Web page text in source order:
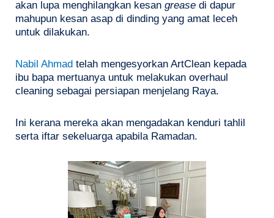
akan lupa menghilangkan kesan grease di dapur
mahupun kesan asap di dinding yang amat leceh
untuk dilakukan.
Nabil Ahmad telah mengesyorkan ArtClean kepada
ibu bapa mertuanya untuk melakukan overhaul
cleaning sebagai persiapan menjelang Raya.
Ini kerana mereka akan mengadakan kenduri tahlil
serta iftar sekeluarga apabila Ramadan.